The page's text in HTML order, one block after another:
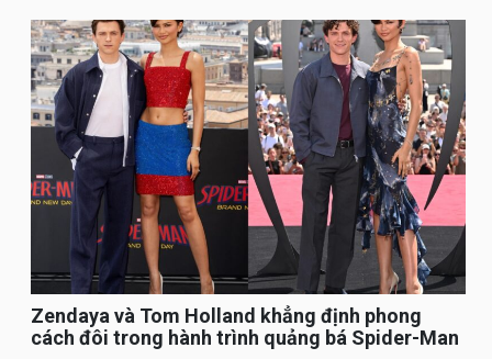
Zendaya và Tom Holland khẳng định phong
cách đôi trong hành trình quảng bá Spider-Man